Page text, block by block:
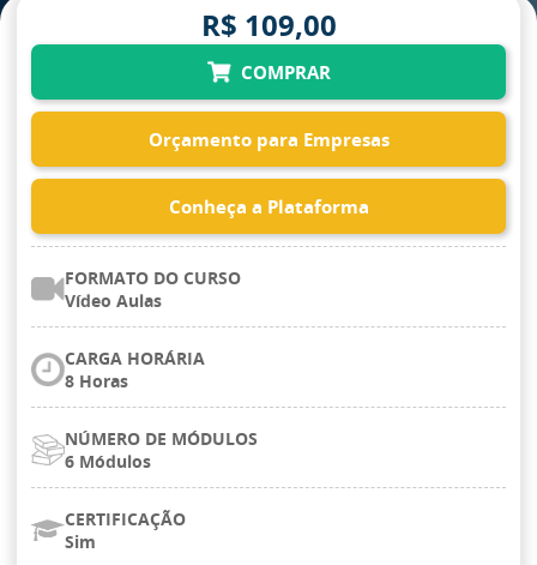
R$ 109,00
COMPRAR
Orçamento para Empresas
Conheça a Plataforma
FORMATO DO CURSO
Vídeo Aulas
CARGA HORÁRIA
8 Horas
NÚMERO DE MÓDULOS
6 Módulos
CERTIFICAÇÃO
Sim